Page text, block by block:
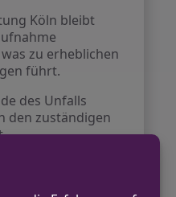
Köln bleibt
zu erheblichen
führt.
des Unfalls
den zuständigen
Routen